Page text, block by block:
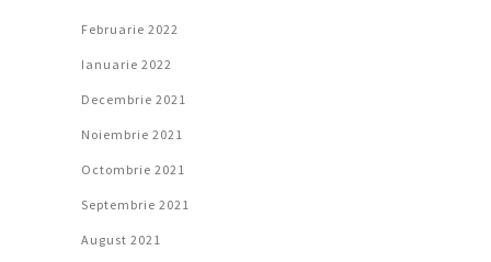
Februarie 2022
Ianuarie 2022
Decembrie 2021
Noiembrie 2021
Octombrie 2021
Septembrie 2021
August 2021